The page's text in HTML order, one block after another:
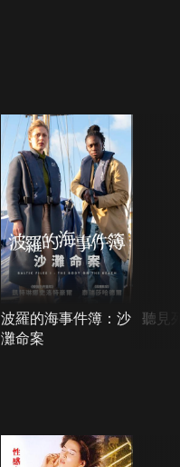
波羅的海事件簿：沙
灘命案
聽見